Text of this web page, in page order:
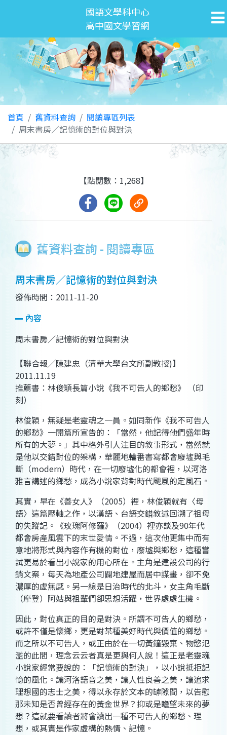
國語文學科中心
高中國文學習網
首頁 舊資料查詢
閱讀專區列表
周末書房／記憶術的對位與對決
舊資料查詢 - 閱讀專區
【點閱數：1,268】
周末書房／記憶術的對位與對決
發佈時間：2011-11-20
內容
周末書房／記憶術的對位與對決
【聯合報╱陳建忠（清華大學台文所副教授)】
2011.11.19
推薦書：林俊穎長篇小說《我不可告人的鄉愁》 （印
刻）
林俊穎，無疑是老靈魂之一員。如同新作《我不可告人
的鄉愁》一開篇所宣告的：「當然，他記得他們盛年時
所有的大夢。」其中格外引人注目的敘事形式，當然就
是他以交錯對位的架構，華麗地輪番書寫都會廢墟與毛
斷（modern）時代，在一切廢墟化的都會裡，以河洛
雅言講述的鄉愁，成為小說家背對時代颶風的定風石。
其實，早在《善女人》（2005）裡，林俊穎就有〈母
語〉這篇壓軸之作，以漢語、台語交錯敘述回溯了祖母
的失蹤記。《玫瑰阿修羅》（2004）裡亦談及90年代
都會房產風雲下的末世愛情。不過，這次他更集中而有
意地將形式與內容作有機的對位，廢墟與鄉愁，這種嘗
試更易於看出小說家的用心所在。主角是建設公司的行
銷文案，每天為地產公司闢地建屋而居中謀畫，卻不免
濃厚的虛無感。另一線是日治時代的北斗，女主角毛斷
（摩登）阿姑與祖輩們卻思想活躍，世界處處生機。
因此，對位真正的目的是對決。所謂不可告人的鄉愁，
或許不僅是懷鄉，更是對某種美好時代與價值的鄉愁。
而之所以不可告人，或正由於在一切黃鐘毀棄、物慾氾
濫的此間，理念云云者真是更與何人說！這正是老靈魂
小說家經常要說的：「記憶術的對決」，以小說抵拒記
憶的風化。讓河洛語音之美，讓人性良善之美，讓追求
理想國的志士之美，得以永存於文本的罅隙間，以告慰
那未知是否曾經存在的黃金世界？抑或是瞻望未來的夢
想？這就要看讀者將會讀出一種不可告人的鄉愁、理
想，或其實是作家虛構的熱情、記憶。